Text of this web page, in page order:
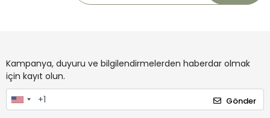
Kampanya, duyuru ve bilgilendirmelerden haberdar olmak
için kayıt olun.
Gönder